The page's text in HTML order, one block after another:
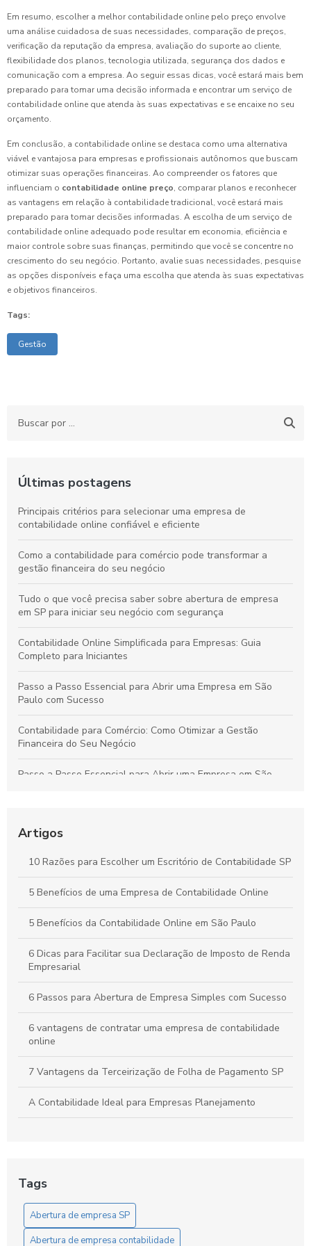
Em resumo, escolher a melhor contabilidade online pelo preço envolve
uma análise cuidadosa de suas necessidades, comparação de preços,
verificação da reputação da empresa, avaliação do suporte ao cliente,
flexibilidade dos planos, tecnologia utilizada, segurança dos dados e
comunicação com a empresa. Ao seguir essas dicas, você estará mais bem
preparado para tomar uma decisão informada e encontrar um serviço de
contabilidade online que atenda às suas expectativas e se encaixe no seu
orçamento.
Em conclusão, a contabilidade online se destaca como uma alternativa
viável e vantajosa para empresas e profissionais autônomos que buscam
otimizar suas operações financeiras. Ao compreender os fatores que
influenciam o contabilidade online preço, comparar planos e reconhecer
as vantagens em relação à contabilidade tradicional, você estará mais
preparado para tomar decisões informadas. A escolha de um serviço de
contabilidade online adequado pode resultar em economia, eficiência e
maior controle sobre suas finanças, permitindo que você se concentre no
crescimento do seu negócio. Portanto, avalie suas necessidades, pesquise
as opções disponíveis e faça uma escolha que atenda às suas expectativas
e objetivos financeiros.
Tags:
Gestão
Últimas postagens
Principais critérios para selecionar uma empresa de
contabilidade online confiável e eficiente
Como a contabilidade para comércio pode transformar a
gestão financeira do seu negócio
Tudo o que você precisa saber sobre abertura de empresa
em SP para iniciar seu negócio com segurança
Contabilidade Online Simplificada para Empresas: Guia
Completo para Iniciantes
Passo a Passo Essencial para Abrir uma Empresa em São
Paulo com Sucesso
Contabilidade para Comércio: Como Otimizar a Gestão
Financeira do Seu Negócio
Passo a Passo Essencial para Abrir uma Empresa em São
Precisa Saber
Contabilidade para Comércio: Estratégias Essenciais para
Organizar Finanças e Expandir seu Negócio
Como a Contabilidade Online Pode Revolucionar a Gestão
Financeira da Sua Empresa
Artigos
10 Razões para Escolher um Escritório de Contabilidade SP
5 Benefícios de uma Empresa de Contabilidade Online
5 Benefícios da Contabilidade Online em São Paulo
6 Dicas para Facilitar sua Declaração de Imposto de Renda
Empresarial
6 Passos para Abertura de Empresa Simples com Sucesso
6 vantagens de contratar uma empresa de contabilidade
online
7 Vantagens da Terceirização de Folha de Pagamento SP
A Contabilidade Ideal para Empresas Planejamento
Abertura de empresa contabilidade: guia completo para
iniciar seu negócio com sucesso
Tags
Abertura de empresa SP
Abertura de empresa contabilidade